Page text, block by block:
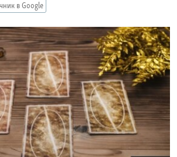
РАССЫЛКУ
в Google